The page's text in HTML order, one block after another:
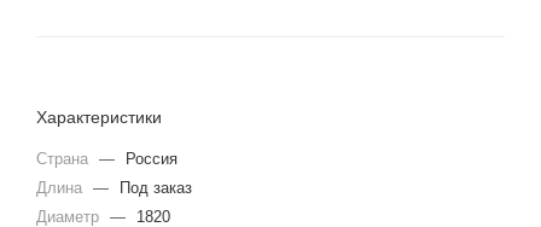
Характеристики
Страна —
Россия
Длина —
Под заказ
Диаметр —
1820